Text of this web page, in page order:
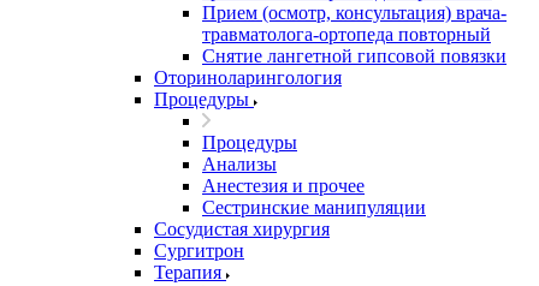
Прием (осмотр, консультация) врача-
травматолога-ортопеда повторный
Снятие лангетной гипсовой повязки
Оториноларингология
Процедуры
Процедуры
Анализы
Анестезия и прочее
Сестринские манипуляции
Сосудистая хирургия
Сургитрон
Терапия